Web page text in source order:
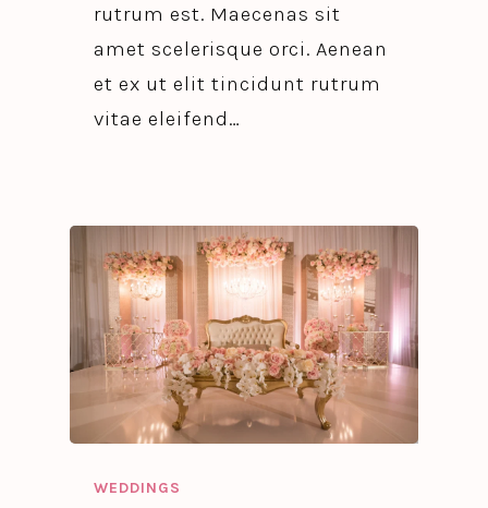
rutrum est. Maecenas sit
amet scelerisque orci. Aenean
et ex ut elit tincidunt rutrum
vitae eleifend…
WEDDINGS